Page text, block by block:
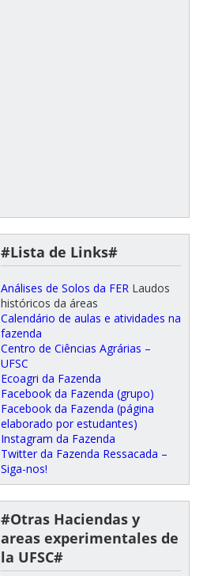
#Lista de Links#
Análises de Solos da FER Laudos
históricos da áreas
Calendário de aulas e atividades na
fazenda
Centro de Ciências Agrárias –
UFSC
Ecoagri da Fazenda
Facebook da Fazenda (grupo)
Facebook da Fazenda (página
elaborado por estudantes)
Instagram da Fazenda
Twitter da Fazenda Ressacada –
Siga-nos!
#Otras Haciendas y
areas experimentales de
la UFSC#